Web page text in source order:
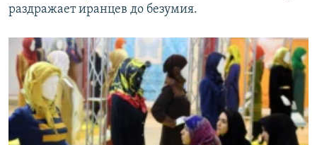
раздражает иранцев до безумия.